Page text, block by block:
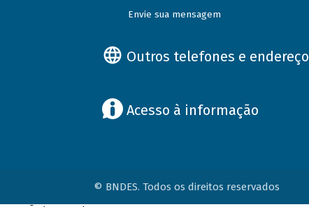
Envie sua mensagem
Outros telefones e
Acesso à informação
© BNDES. Todos os direitos reservados